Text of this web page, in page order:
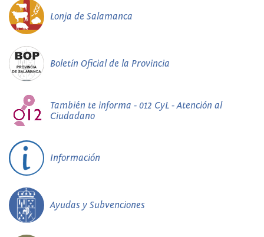
Lonja de Salamanca
Boletín Oficial de la Provincia
También te informa - 012 CyL - Atención al
Ciudadano
Información
Ayudas y Subvenciones